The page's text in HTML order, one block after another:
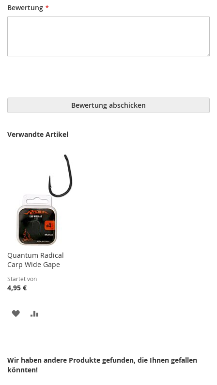
Bewertung
Bewertung abschicken
Verwandte Artikel
Quantum Radical
Carp Wide Gape
Startet von
4,95 €
ZUR
Wir haben andere Produkte gefunden, die Ihnen gefallen
könnten!